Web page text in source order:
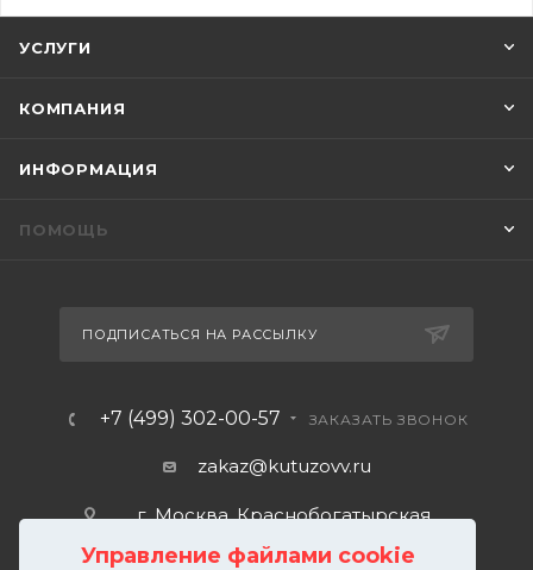
Управление файлами cookie
УСЛУГИ
КОМПАНИЯ
ИНФОРМАЦИЯ
ПОМОЩЬ
ПОДПИСАТЬСЯ НА РАССЫЛКУ
+7 (499) 302-00-57 ЗАКАЗАТЬ ЗВОНОК
zakaz@kutuzovv.ru
г. Москва, Краснобогатырская